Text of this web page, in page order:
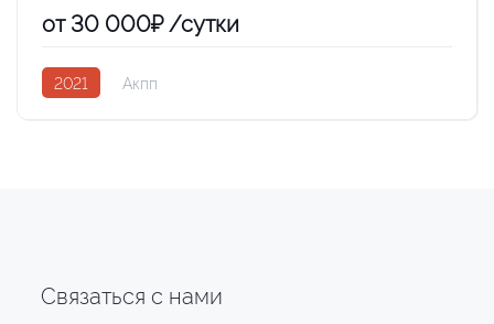
от 30 000₽ /сутки
2021 Акпп
Связаться с нами